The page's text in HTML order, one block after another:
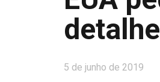
5 de junho de 2019